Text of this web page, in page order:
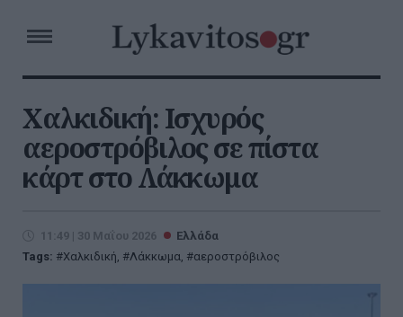
Χαλκιδική: Ισχυρός
αεροστρόβιλος σε πίστα
κάρτ στο Λάκκωμα
11:49 | 30 Μαΐου 2026
Ελλάδα
Tags:
Χαλκιδική, Λάκκωμα, αεροστρόβιλος